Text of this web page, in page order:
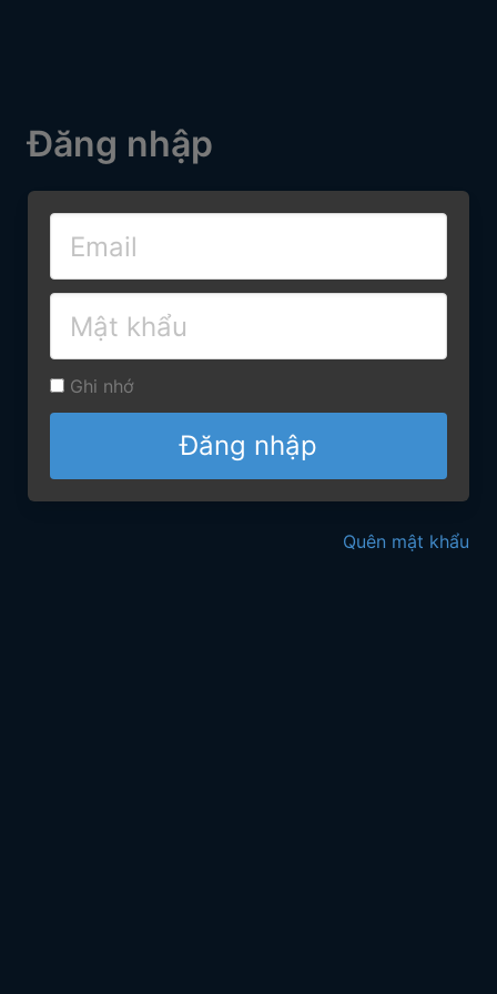
Đăng nhập
Ghi nhớ
Đăng nhập
Quên mật khẩu